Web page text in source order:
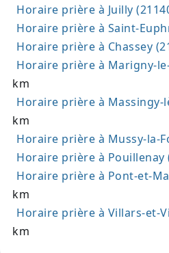
Horaire prière à Juilly
Horaire prière à Saint-
Horaire prière à Chassey
Horaire prière à Marigny-
km
Horaire prière à Massingy-
km
Horaire prière à Mussy-la-
Horaire prière à Pouillenay
Horaire prière à Pont-et-
km
Horaire prière à Villars-et-
km